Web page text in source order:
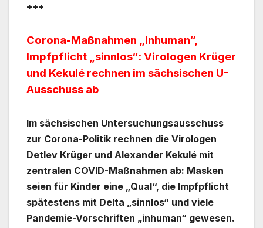
+++
Corona-Maßnahmen „inhuman“,
Impfpflicht „sinnlos“: Virologen Krüger
und Kekulé rechnen im sächsischen U-
Ausschuss ab
Im sächsischen Untersuchungsausschuss
zur Corona-Politik rechnen die Virologen
Detlev Krüger und Alexander Kekulé mit
zentralen COVID-Maßnahmen ab: Masken
seien für Kinder eine „Qual“, die Impfpflicht
spätestens mit Delta „sinnlos“ und viele
Pandemie-Vorschriften „inhuman“ gewesen.